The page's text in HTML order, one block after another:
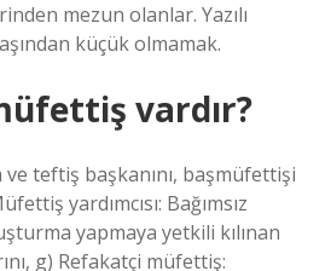
mezun olanlar. Yazılı
küçük olmamak.
vardır?
teftiş başkanını, başmüfettişi
yardımcısı: Bağımsız
yapmaya yetkili kılınan
g) Refakatçi müfettiş: